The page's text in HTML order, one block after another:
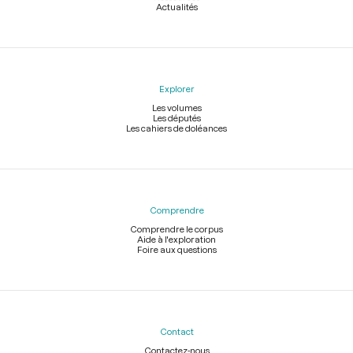
Actualités
Explorer
Les volumes
Les députés
Les cahiers de doléances
Comprendre
Comprendre le corpus
Aide à l'exploration
Foire aux questions
Contact
Contactez-nous